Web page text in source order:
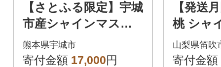
【さとふる限定】宇城
市産シャインマスカ
ット約1kg(2房)(宇城
市)
熊本県宇城市
寄付金額 17,000円
【発送
桃 シャ
ト 旬の
フルー
山梨県笛吹
寄付金額